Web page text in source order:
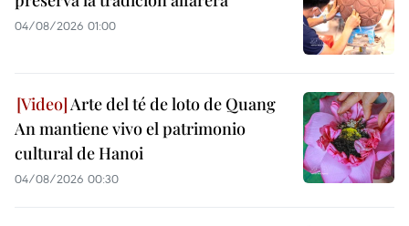
04/08/2026 01:00
Arte del té de loto de Quang
An mantiene vivo el patrimonio
cultural de Hanoi
04/08/2026 00:30